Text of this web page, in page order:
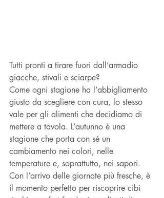
Tutti pronti a tirare fuori dall’armadio
giacche, stivali e sciarpe?
Come ogni stagione ha l’abbigliamento
giusto da scegliere con cura, lo stesso
vale per gli alimenti che decidiamo di
mettere a tavola. L’autunno è una
stagione che porta con sé un
cambiamento nei colori, nelle
temperature e, soprattutto, nei sapori.
Con l’arrivo delle giornate più fresche, è
il momento perfetto per riscoprire cibi